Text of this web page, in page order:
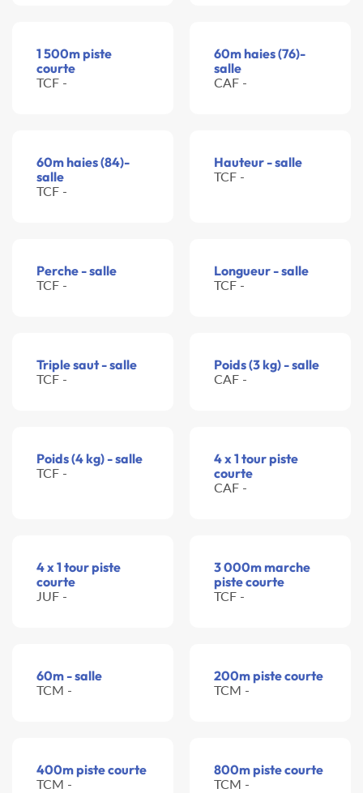
1 500m piste
courte
TCF -
60m haies (76)-
salle
CAF -
60m haies (84)-
salle
TCF -
Hauteur - salle
TCF -
Perche - salle
TCF -
Longueur - salle
TCF -
Triple saut - salle
TCF -
Poids (3 kg) - salle
CAF -
Poids (4 kg) - salle
TCF -
4 x 1 tour piste
courte
CAF -
4 x 1 tour piste
courte
JUF -
3 000m marche
piste courte
TCF -
60m - salle
TCM -
200m piste courte
TCM -
400m piste courte
TCM -
800m piste courte
TCM -